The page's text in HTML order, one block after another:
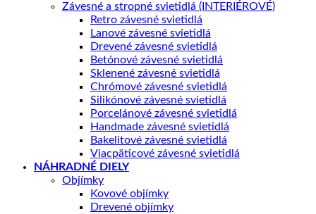
Závesné a stropné svietidlá (INTERIÉROVÉ)
Retro závesné svietidlá
Lanové závesné svietidlá
Drevené závesné svietidlá
Betónové závesné svietidlá
Sklenené závesné svietidlá
Chrómové závesné svietidlá
Silikónové závesné svietidlá
Porcelánové závesné svietidlá
Handmade závesné svietidlá
Bakelitové závesné svietidlá
Viacpäticové závesné svietidlá
NÁHRADNÉ DIELY
Objímky
Kovové objímky
Drevené objímky